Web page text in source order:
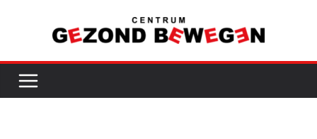
inhoud